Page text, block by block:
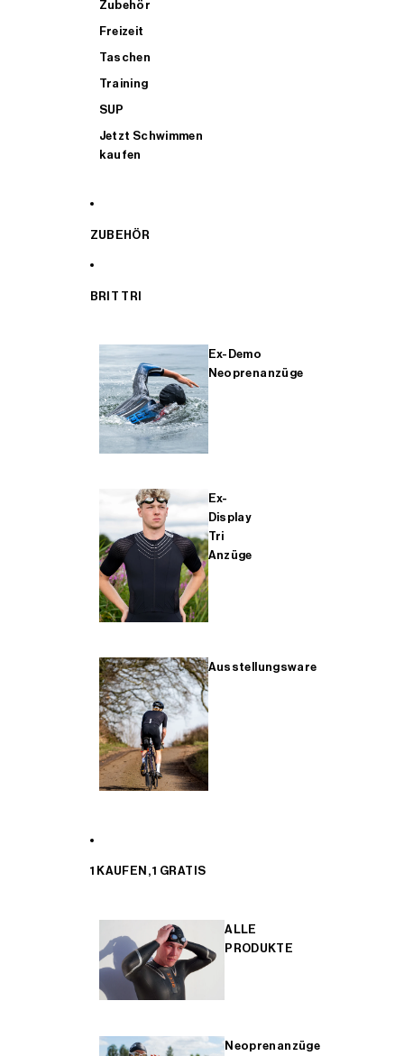
Zubehör
Freizeit
Taschen
Training
SUP
Jetzt Schwimmen
kaufen
ZUBEHÖR
BRIT TRI
Ex-Demo
Neoprenanzüge
Ex-
Display
Tri
Anzüge
Ausstellungsware
1 KAUFEN, 1 GRATIS
ALLE
PRODUKTE
Neoprenanzüge